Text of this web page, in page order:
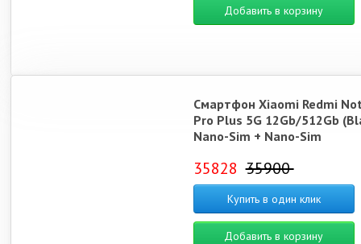
Добавить в корзину
Смартфон Xiaomi Redmi
Pro Plus 5G 12Gb/512Gb
Nano-Sim + Nano-Sim
35828 35900
Купить в один клик
Добавить в корзину